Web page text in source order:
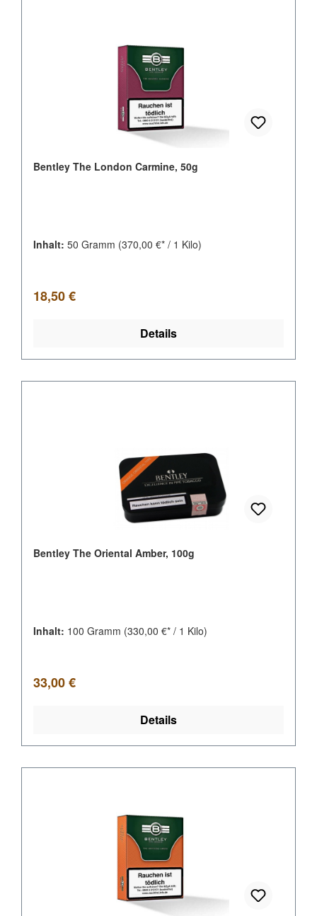
Bentley The London Carmine, 50g
Inhalt: 50 Gramm (370,00 €* / 1 Kilo)
Regulärer Preis:
18,50 €
Details
Bentley The Oriental Amber, 100g
Inhalt: 100 Gramm (330,00 €* / 1 Kilo)
Regulärer Preis:
33,00 €
Details